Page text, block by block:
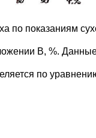
по показаниям
В, %.
по